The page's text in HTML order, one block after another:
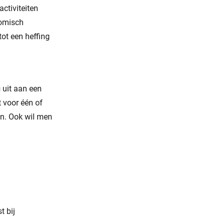
een heffing
aan een
voor één of
Ook wil men
bij